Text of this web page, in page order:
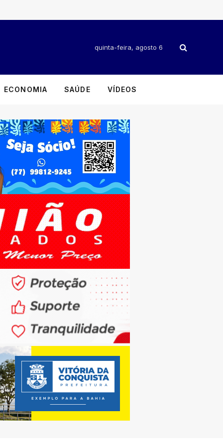
quinta-feira, agosto 6
ECONOMIA SAÚDE VÍDEOS